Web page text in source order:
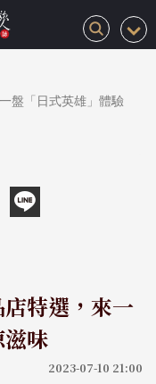
盤「日式英雄」體驗
特選，來一
味
2023-07-10 21:00